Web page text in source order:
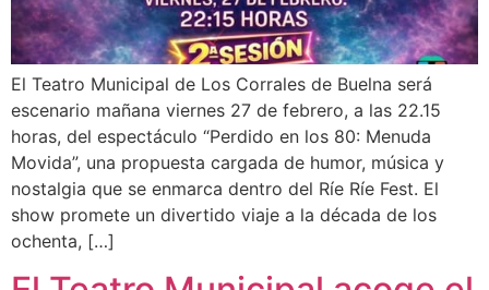
El Teatro Municipal de Los Corrales de Buelna será
escenario mañana viernes 27 de febrero, a las 22.15
horas, del espectáculo “Perdido en los 80: Menuda
Movida”, una propuesta cargada de humor, música y
nostalgia que se enmarca dentro del Ríe Ríe Fest. El
show promete un divertido viaje a la década de los
ochenta, […]